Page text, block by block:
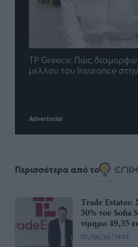
TP Greece: Πώς
μέλλον του Insurance
Advertorial
Περισσότερα από το
Trade Estates:
50% του Sofia
τίμημα 49,35
07/08/26 | 16:53